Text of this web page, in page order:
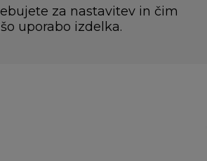
za nastavitev in čim
uporabo izdelka.